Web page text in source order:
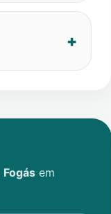
Fogás em